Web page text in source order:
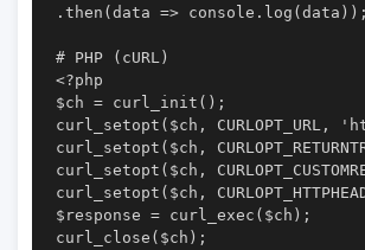
.then(data => console.log(data));
# PHP (cURL)
<?php
$ch = curl_init();
curl_setopt($ch,
curl_setopt($ch,
curl_setopt($ch,
curl_setopt($ch,
$response = curl_exec($ch);
curl_close($ch);